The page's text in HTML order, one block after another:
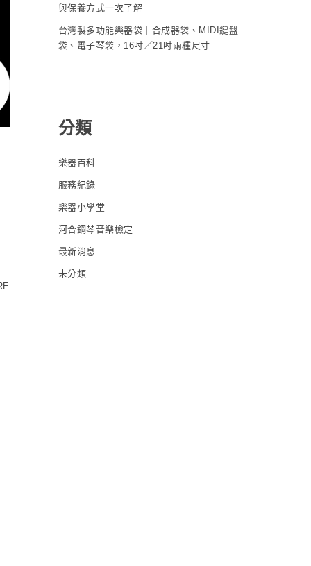
與保養方式一次了解
台灣製多功能樂器袋｜合成器袋、MIDI鍵盤
袋、電子琴袋，16吋／21吋兩種尺寸
分類
樂器百科
服務紀錄
樂器小學堂
河合鋼琴音樂檢定
最新消息
未分類